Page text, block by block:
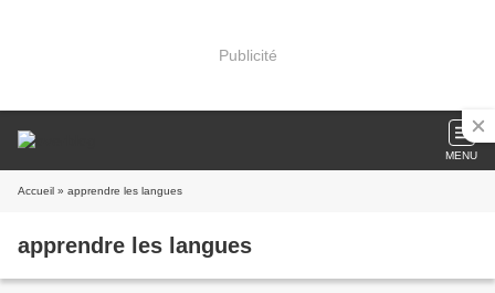
Publicité
MENU
Accueil » apprendre les langues
apprendre les langues